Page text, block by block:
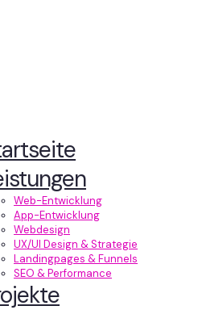
Web-Entwicklung
App-Entwicklung
Webdesign
UX/UI Design & Strategie
Landingpages & Funnels
SEO & Performance
und